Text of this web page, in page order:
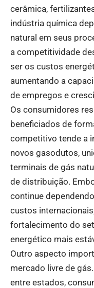
cerâmica,
indústria química
natural em seus
a competitividade
ser os custos
aumentando a
de empregos e
Os consumidores
beneficiados de
competitivo tende a
novos gasodutos,
terminais de gás
de distribuição.
continue
custos
fortalecimento do
energético mais
Outro aspecto
mercado livre de
entre estados,